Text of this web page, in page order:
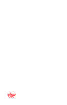
खेल